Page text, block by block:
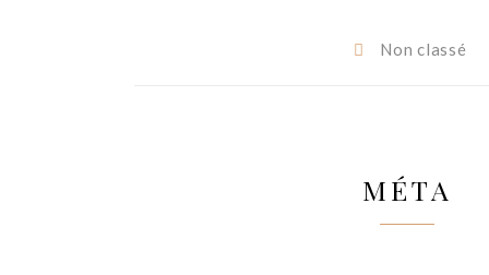
Non classé
MÉTA